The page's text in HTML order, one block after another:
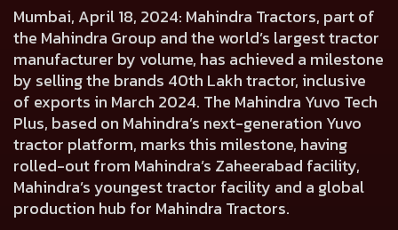
Mumbai, April 18, 2024: Mahindra Tractors, part of
the Mahindra Group and the world’s largest tractor
manufacturer by volume, has achieved a milestone
by selling the brands 40th Lakh tractor, inclusive
of exports in March 2024. The Mahindra Yuvo Tech
Plus, based on Mahindra’s next-generation Yuvo
tractor platform, marks this milestone, having
rolled-out from Mahindra’s Zaheerabad facility,
Mahindra’s youngest tractor facility and a global
production hub for Mahindra Tractors.